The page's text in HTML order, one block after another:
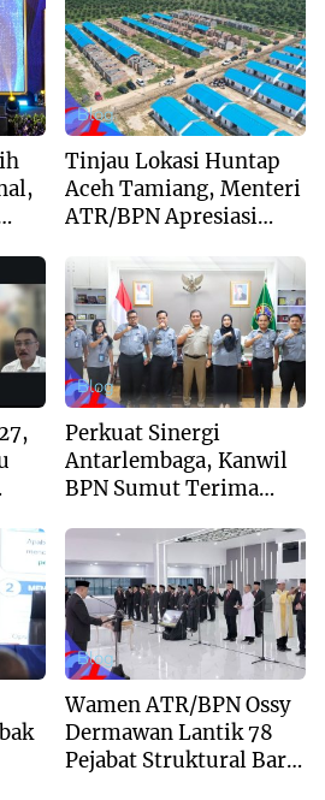
Blog
Tinjau Lokasi Huntap
Aceh Tamiang, Menteri
ATR/BPN Apresiasi
Buddha Tzu Chi dan
Aguan
Blog
Perkuat Sinergi
Antarlembaga, Kanwil
BPN Sumut Terima
Peninggalan
Blog
Wamen ATR/BPN Ossy
Dermawan Lantik 78
Pejabat Struktural Baru